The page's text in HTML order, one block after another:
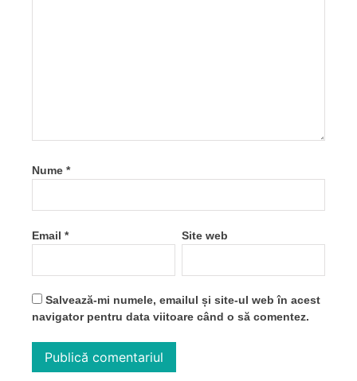
Nume *
Email * Site web
Salvează-mi numele, emailul și site-ul web în acest
navigator pentru data viitoare când o să comentez.